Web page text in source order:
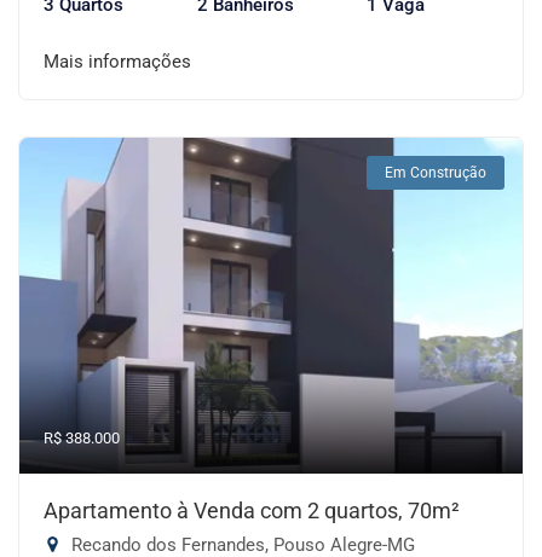
3 Quartos 2 Banheiros 1 Vaga
Mais informações
Em Construção
R$ 388.000
Apartamento à Venda com 2 quartos, 70m²
Recando dos Fernandes, Pouso Alegre-MG